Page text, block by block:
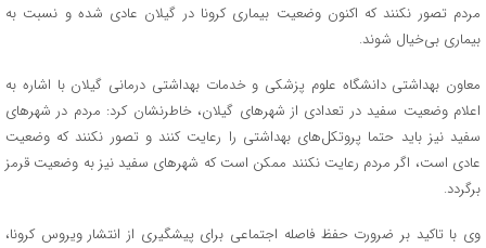
مردم تصور نکنند که اکنون وضعیت بیماری کرونا در گیلان عادی شده و نسبت به
بیماری بی‌خیال شوند.
معاون بهداشتی دانشگاه علوم پزشکی و خدمات بهداشتی درمانی گیلان با اشاره به
اعلام وضعیت سفید در تعدادی از شهرهای گیلان، خاطرنشان کرد: مردم در شهرهای
سفید نیز باید حتما پروتکل‌های بهداشتی را رعایت کنند و تصور نکنند که وضعیت
عادی است، اگر مردم رعایت نکنند ممکن است که شهرهای سفید نیز به وضعیت قرمز
برگردد.
وی با تاکید بر ضرورت حفظ فاصله اجتماعی برای پیشگیری از انتشار ویروس کرونا،